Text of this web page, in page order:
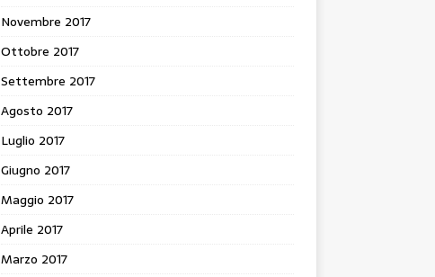
Novembre 2017
Ottobre 2017
Settembre 2017
Agosto 2017
Luglio 2017
Giugno 2017
Maggio 2017
Aprile 2017
Marzo 2017